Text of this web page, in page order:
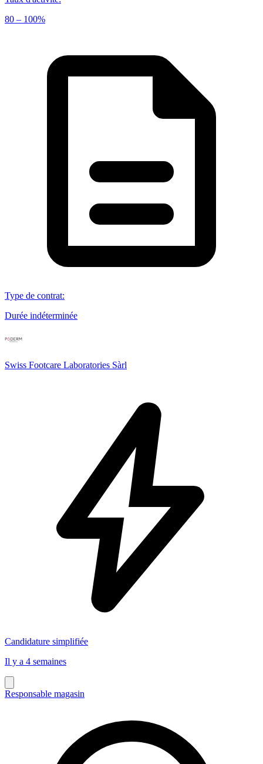
80 – 100%
Type de contrat:
Durée indéterminée
Swiss Footcare Laboratories Sàrl
Candidature simplifiée
Il y a 4 semaines
Responsable magasin